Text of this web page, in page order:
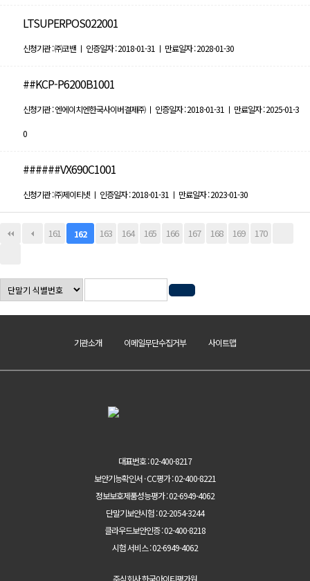
LTSUPERPOS022001
신청기관 : ㈜코밴 ㅣ 인증일자 : 2018-01-31 ㅣ 만료일자 : 2028-01-30
##KCP-P6200B1001
신청기관 : 엔에이치엔한국사이버결제㈜ ㅣ 인증일자 : 2018-01-31 ㅣ 만료일자 : 2025-01-3
0
######VX690C1001
신청기관 : ㈜제이티넷 ㅣ 인증일자 : 2018-01-31 ㅣ 만료일자 : 2023-01-30
161 162 163 164 165 166 167 168 169 170
기관소개 이메일무단수집거부 사이트맵
대표번호 : 02-400-8217
보안기능확인서 · CC평가 : 02-400-8221
정보보호제품성능평가 : 02-6949-4062
단말기보안시험 : 02-2054-3244
클라우드보안인증 : 02-400-8218
시험 서비스 : 02-6949-4062
주식회사 한국아이티평가원